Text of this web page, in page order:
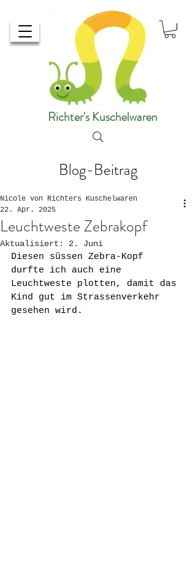
Richter's Kuschelwaren
Blog-Beitrag
Leuchtweste Zebrakopf
Nicole von Richters Kuschelwaren
22. Apr. 2025
Aktualisiert: 2. Juni
Diesen süssen Zebra-Kopf
durfte ich auch eine
Leuchtweste plotten, damit das
Kind gut im Strassenverkehr
gesehen wird.